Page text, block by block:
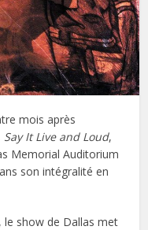
mois après
Say It Live and Loud,
Memorial Auditorium
son intégralité en
le show de Dallas met